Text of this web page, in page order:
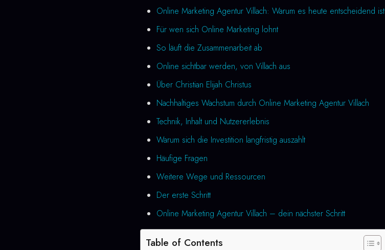
Online Marketing Agentur Villach: Warum es heute entscheidend ist
Für wen sich Online Marketing lohnt
So läuft die Zusammenarbeit ab
Online sichtbar werden, von Villach aus
Über Christian Elijah Christus
Nachhaltiges Wachstum durch Online Marketing Agentur Villach
Technik, Inhalt und Nutzererlebnis
Warum sich die Investition langfristig auszahlt
Häufige Fragen
Weitere Wege und Ressourcen
Der erste Schritt
Online Marketing Agentur Villach – dein nächster Schritt
Table of Contents